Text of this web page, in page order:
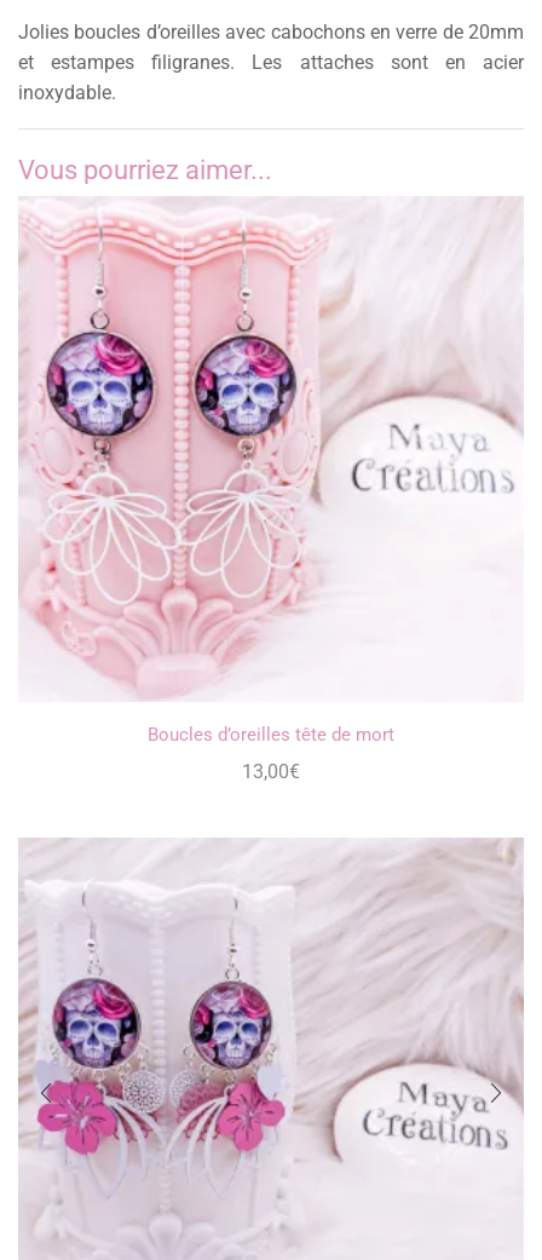
Jolies boucles d’oreilles avec cabochons en verre de 20mm
et estampes filigranes. Les attaches sont en acier
inoxydable.
Vous pourriez aimer...
Boucles d’oreilles tête de mort
13,00€